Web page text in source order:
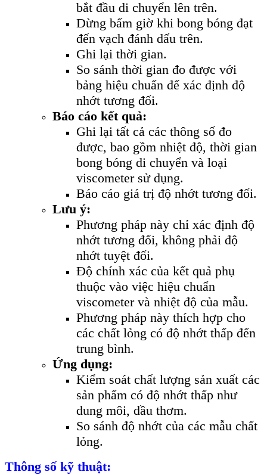
bắt đầu di chuyển lên trên.
Dừng bấm giờ khi bong bóng đạt
đến vạch đánh dấu trên.
Ghi lại thời gian.
So sánh thời gian đo được với
bảng hiệu chuẩn để xác định độ
nhớt tương đối.
Báo cáo kết quả:
Ghi lại tất cả các thông số đo
được, bao gồm nhiệt độ, thời gian
bong bóng di chuyển và loại
viscometer sử dụng.
Báo cáo giá trị độ nhớt tương đối.
Lưu ý:
Phương pháp này chỉ xác định độ
nhớt tương đối, không phải độ
nhớt tuyệt đối.
Độ chính xác của kết quả phụ
thuộc vào việc hiệu chuẩn
viscometer và nhiệt độ của mẫu.
Phương pháp này thích hợp cho
các chất lỏng có độ nhớt thấp đến
trung bình.
Ứng dụng:
Kiểm soát chất lượng sản xuất các
sản phẩm có độ nhớt thấp như
dung môi, dầu thơm.
So sánh độ nhớt của các mẫu chất
lỏng.
Thông số kỹ thuật: